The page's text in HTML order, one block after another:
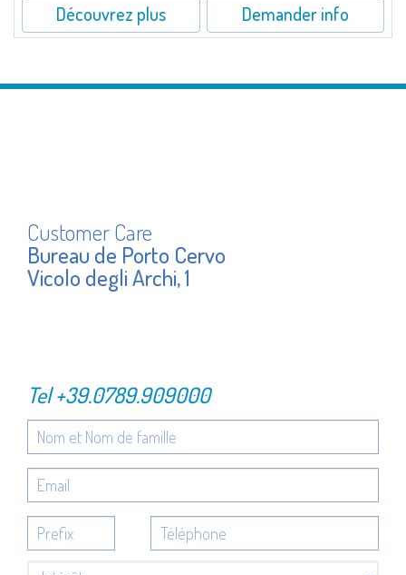
Découvrez plus Demander info
Customer Care
Bureau de Porto Cervo
Vicolo degli Archi, 1
Tel+39.0789.909000